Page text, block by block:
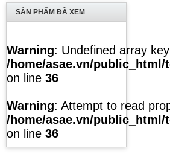
SẢN PHẨM ĐÃ XEM
Warning: Undefined array
/home/asae.vn/public_html/
on line 36
Warning: Attempt to read
/home/asae.vn/public_html/
on line 36